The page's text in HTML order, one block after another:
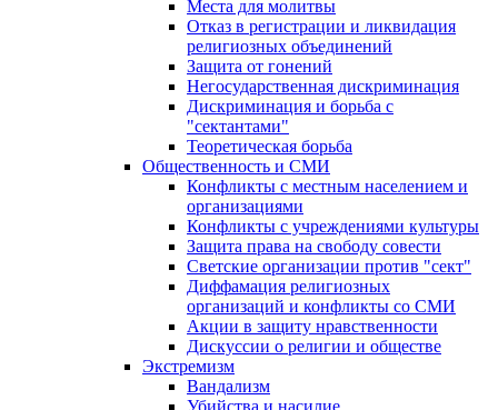
Места для молитвы
Отказ в регистрации и ликвидация
религиозных объединений
Защита от гонений
Негосударственная дискриминация
Дискриминация и борьба с
"сектантами"
Теоретическая борьба
Общественность и СМИ
Конфликты с местным населением и
организациями
Конфликты с учреждениями культуры
Защита права на свободу совести
Светские организации против "сект"
Диффамация религиозных
организаций и конфликты со СМИ
Акции в защиту нравственности
Дискуссии о религии и обществе
Экстремизм
Вандализм